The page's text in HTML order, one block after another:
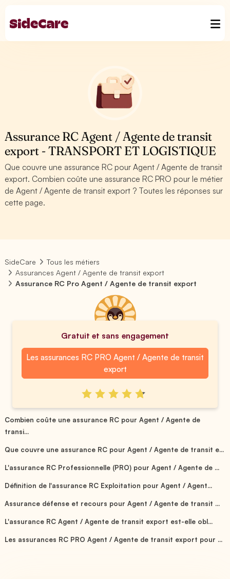
Assurance RC Agent / Agente de transit
export - TRANSPORT ET LOGISTIQUE
Que couvre une assurance RC pour Agent / Agente de transit
export. Combien coûte une assurance RC PRO pour le métier
de Agent / Agente de transit export ? Toutes les réponses sur
cette page.
SideCare
Tous les métiers
Assurances Agent / Agente de transit export
Assurance RC Pro Agent / Agente de transit export
Gratuit et sans engagement
Les assurances RC PRO Agent / Agente de transit
export
Combien coûte une assurance RC pour Agent / Agente de
transi...
Que couvre une assurance RC pour Agent / Agente de transit e...
L'assurance RC Professionnelle (PRO) pour Agent / Agente de ...
Définition de l'assurance RC Exploitation pour Agent / Agent...
Assurance défense et recours pour Agent / Agente de transit ...
L'assurance RC Agent / Agente de transit export est-elle obl...
Les assurances RC PRO Agent / Agente de transit export pour ...